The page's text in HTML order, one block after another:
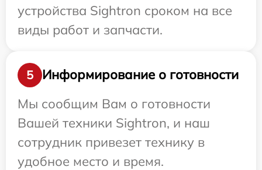
устройства Sightron сроком на все
виды работ и запчасти.
5
Информирование о готовности
Мы сообщим Вам о готовности
Вашей техники Sightron, и наш
сотрудник привезет технику в
удобное место и время.